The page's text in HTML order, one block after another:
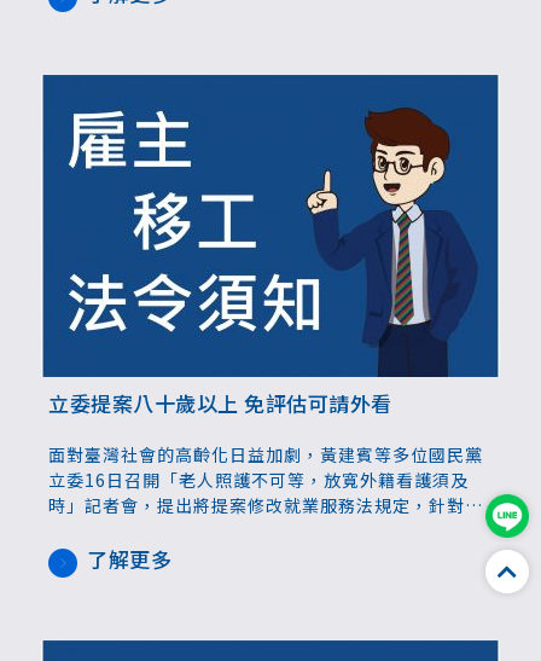
多元認定只需提供相關紀錄或證明，也會再檢討擴大適
立委提案八十歲以上 免評估可請外看
面對臺灣社會的高齡化日益加劇，黃建賓等多位國民黨
立委16日召開「老人照護不可等，放寬外籍看護須及
時」記者會，提出將提案修改就業服務法規定，針對80
歲以上及70到79歲癌症二期及以上之民眾，免經醫療機
構專業評估，就可以聘僱外籍家庭看護。
了解更多